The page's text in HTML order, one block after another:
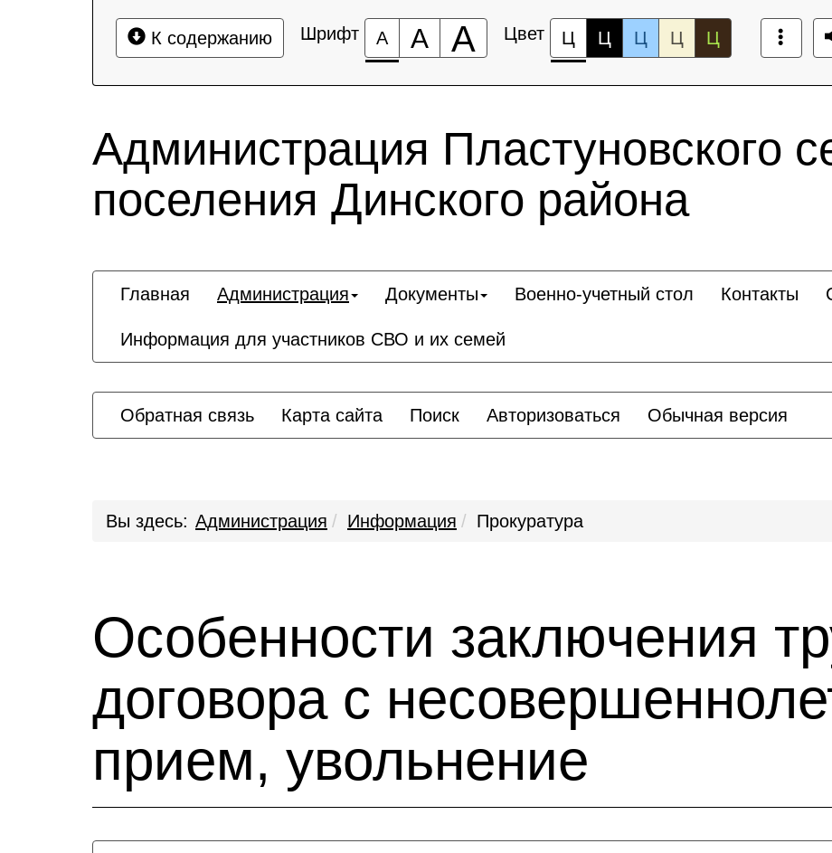
К содержанию Шрифт А А А Цвет Ц Ц Ц Ц Ц
Администрация Пластуновского
поселения Динского района
Главная Администрация Документы Военно-учетный стол Контакты
Информация для участников СВО и их семей
Обратная связь Карта сайта Поиск Авторизоваться Обычная версия
Вы здесь: Администрация Информация Прокуратура
Особенности заключения
договора с
прием, увольнение